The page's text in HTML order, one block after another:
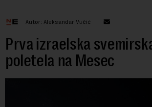
Autor: Aleksandar Vučić
Prva izraelska
poletela na Mesec